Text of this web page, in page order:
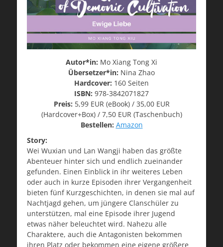
Autor*in: Mo Xiang Tong Xi
Übersetzer*in: Nina Zhao
Hardcover: 160 Seiten
ISBN: 978-3842071827
Preis: 5,99 EUR (eBook) / 35,00 EUR
(Hardcover+Box) / 7,50 EUR (Taschenbuch)
Bestellen: Amazon
Story:
Wei Wuxian und Lan Wangji haben das größte
Abenteuer hinter sich und endlich zueinander
gefunden. Einen Einblick in ihr weiteres Leben
oder auch in kurze Episoden ihrer Vergangenheit
bieten fünf Kurzgeschichten, in denen sie mal auf
Nachtjagd gehen, um jüngere Clanschüler zu
unterstützen, mal eine Episode ihrer Jugend
etwas näher beleuchtet wird. Nahezu alle
Charaktere, auch die Antagonisten bekommen
ihren Platz oder bekommen eine eigene größere